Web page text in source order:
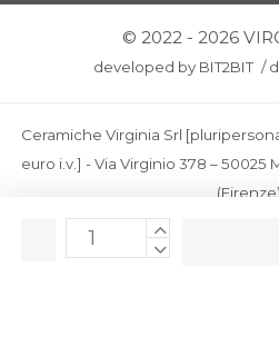
© 2022 - 2026
developed by BIT2BIT /
Ceramiche Virginia Srl
euro i.v.] - Via Virginio 378 –
(Firenze)
C.F. e P.IVA: IT00436100481 -